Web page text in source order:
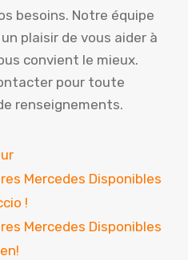
besoins. Notre équipe
plaisir de vous aider à
convient le mieux.
pour toute
renseignements.
Mercedes Disponibles
!
Mercedes Disponibles